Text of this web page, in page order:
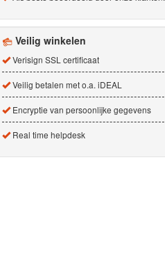
Veilig winkelen
Verisign SSL certificaat
Veilig betalen met o.a. iDEAL
Encryptie van persoonlijke gegevens
Real time helpdesk